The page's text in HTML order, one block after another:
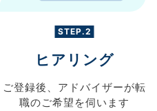
STEP.2
ヒアリング
ご登録後、 アドバイザーが転
職のご希望を伺います